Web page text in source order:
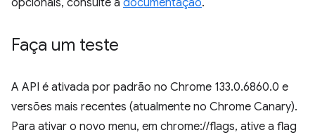
opcionais, consulte a documentação.
Faça um teste
A API é ativada por padrão no Chrome 133.0.6860.0 e
versões mais recentes (atualmente no Chrome Canary).
Para ativar o novo menu, em chrome://flags, ative a flag